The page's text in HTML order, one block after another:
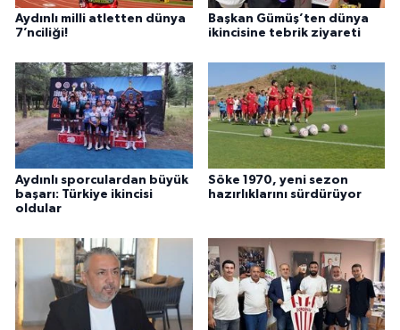
Aydınlı milli atletten dünya
7’nciliği!
Başkan Gümüş’ten dünya
ikincisine tebrik ziyareti
Aydınlı sporculardan büyük
başarı: Türkiye ikincisi
oldular
Söke 1970, yeni sezon
hazırlıklarını sürdürüyor